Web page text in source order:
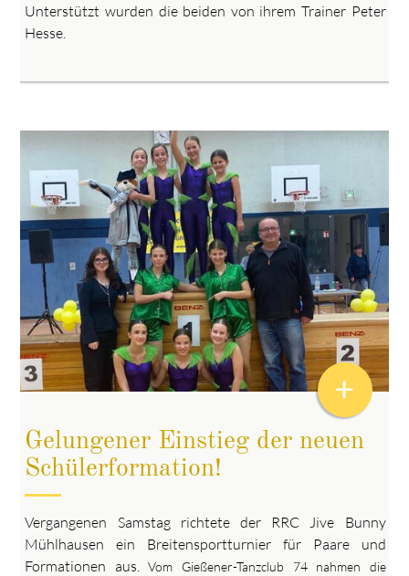
Unterstützt wurden die beiden von ihrem Trainer Peter
Hesse.
Gelungener Einstieg der neuen
Schülerformation!
Vergangenen Samstag richtete der RRC Jive Bunny
Mühlhausen ein Breitensportturnier für Paare und
Formationen aus.Vom Gießener-Tanzclub 74 nahmen die
+